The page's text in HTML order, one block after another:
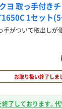
ヨ 取っ手付き
1セット
手がついて取出しが
お取り扱い終了しま
了しております。